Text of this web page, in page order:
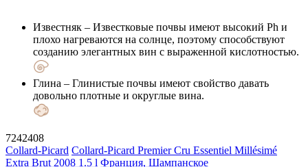
Известняк – Известковые почвы имеют высокий Ph и
плохо нагреваются на солнце, поэтому способствуют
созданию элегантных вин с выраженной кислотностью.
Глина – Глинистые почвы имеют свойство давать
довольно плотные и округлые вина.
7242408
Collard-Picard Collard-Picard Premier Cru Essentiel Millésimé
Extra Brut 2008 1.5 l Франция, Шампанское